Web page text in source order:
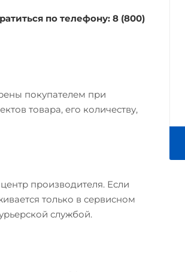
по телефону: 8 (800)
покупателем при
товара, его количеству,
производителя. Если
только в сервисном
службой.